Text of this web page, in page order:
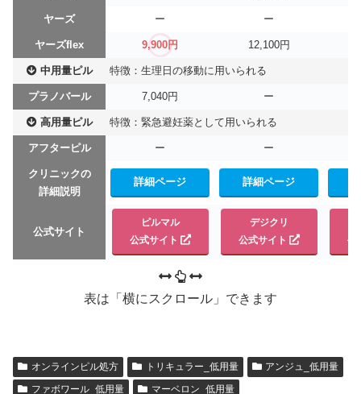
ヤーズ ー ー
ヤーズflex 9,900円 12,100円
中用量ピル 特徴：生理日の移動に用いられる
プラノバール 7,040円 ー
高用量ピル 特徴：緊急避妊薬として用いられる
アフターピル ー ー
クリニックの
詳細説明
詳細ページ 詳細ページ
公式サイト
ピルマル
公式サイト
デジクリ
公式サイト
公
表は「横にスクロール」できます
オンラインピル処方 トリキュラー_低用量
アンジュ_低用量
ファボワール_低用量
マーベロン_低用量